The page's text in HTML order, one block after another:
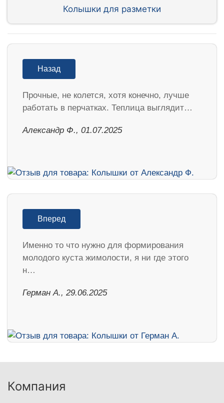
Колышки для разметки
Назад
Прочные, не колется, хотя конечно, лучше
работать в перчатках. Теплица выглядит…
Александр Ф., 01.07.2025
Вперед
Именно то что нужно для формирования
молодого куста жимолости, я ни где этого
н…
Герман А., 29.06.2025
Компания